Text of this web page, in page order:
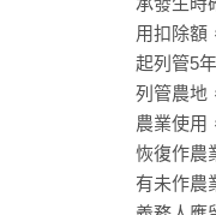
用扣除額
起列管5
列管農地
農業使用
恢復作農
有未作農